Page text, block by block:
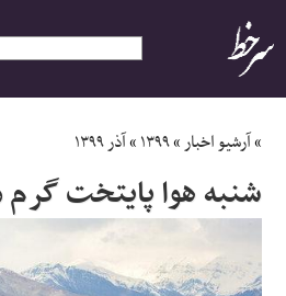
ایران
سیاسی
»آرشیو اخبار»۱۳۹۹»آذر ۱۳۹۹
شنبه هوا پایتخت